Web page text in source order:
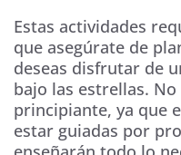
Estas actividades
que asegúrate de
deseas disfrutar de
bajo las estrellas.
principiante, ya que
estar guiadas por